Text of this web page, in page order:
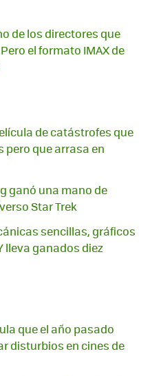
de los directores que
el formato IMAX de
de catástrofes que
pero que arrasa en
ganó una mano de
Star Trek
sencillas, gráficos
lleva ganados diez
que el año pasado
disturbios en cines de